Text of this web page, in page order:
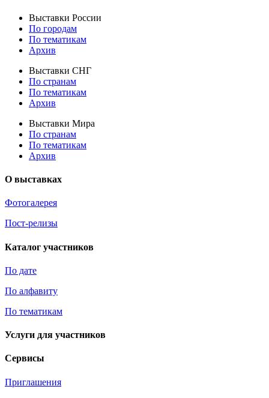
Выставки России
По городам
По тематикам
Архив
Выставки СНГ
По странам
По тематикам
Архив
Выставки Мира
По странам
По тематикам
Архив
О выставках
Фотогалерея
Пост-релизы
Каталог участников
По дате
По алфавиту
По тематикам
Услуги для участников
Сервисы
Приглашения